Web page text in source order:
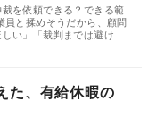
を依頼できる？できる範
員と揉めそうだから、顧問
い」「裁判までは避け
た、有給休暇の